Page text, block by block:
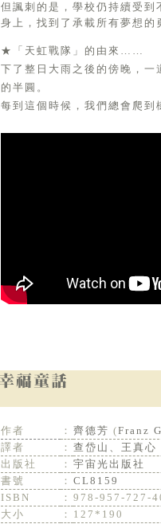
但諷刺的是，學校仍持續受
身上，找到了承載所有夢想
★「天虹戰隊」的由來……
下了整日大雨之後的傍晚，
的半圓。
每到這個時候，我們總會爬到
作者 ： 齊德芳 (Franz
譯者
： 查岱山、王真心
出版社
： 宇宙光出版社
書號
： CL8159
ISBN
： 978-957-727-
大小
： 127*190